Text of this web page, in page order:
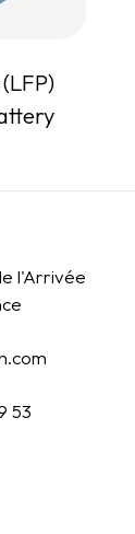
l'Arrivée
53